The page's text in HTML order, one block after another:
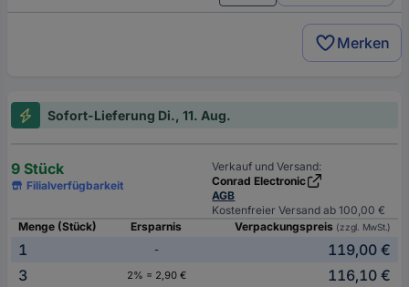
Merken
Sofort-Lieferung Di., 11. Aug.
9 Stück
Filialverfügbarkeit
Verkauf und Versand:
Conrad Electronic
AGB
Kostenfreier Versand ab 100,00 €
Menge (Stück)
Ersparnis Verpackungspreis (zzgl. MwSt.)
1 -
119,00 €
3
2% = 2,90 €
116,10 €